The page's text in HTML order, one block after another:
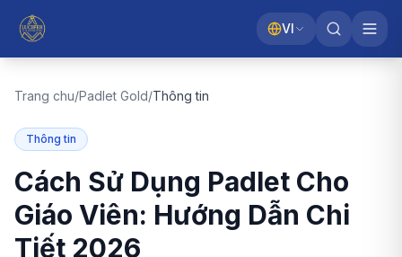
VI
Trang chu/Padlet Gold/Thông tin
Thông tin
Cách Sử Dụng Padlet Cho
Giáo Viên: Hướng Dẫn Chi
Tiết 2026